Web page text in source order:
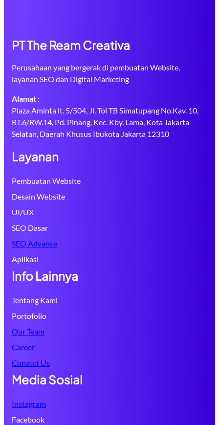
PT The Ream Creativa
Perusahaan yang bergerak di pembuatan Website,
layanan SEO dan Digital Marketing
Alamat :
Plaza Aminta lt. 5/504, Jl. Tol TB Simatupang No.Kav. 10,
RT.6/RW.14, Pd. Pinang, Kec. Kby. Lama, Kota Jakarta
Selatan, Daerah Khusus Ibukota Jakarta 12310
Layanan
Pembuatan Website
Desain Website
UI/UX
SEO Dasar
SEO Advance
Aplikasi
Info Lainnya
Tentang Kami
Portofolio
Our Team
Career
Conatct Us
Media Sosial
Instagram
Facebook